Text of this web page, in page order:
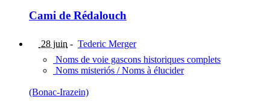
Cami de Rédalouch
28 juin - Tederic Merger
Noms de voie gascons historiques complets
Noms misteriós / Noms à élucider
(Bonac-Irazein)